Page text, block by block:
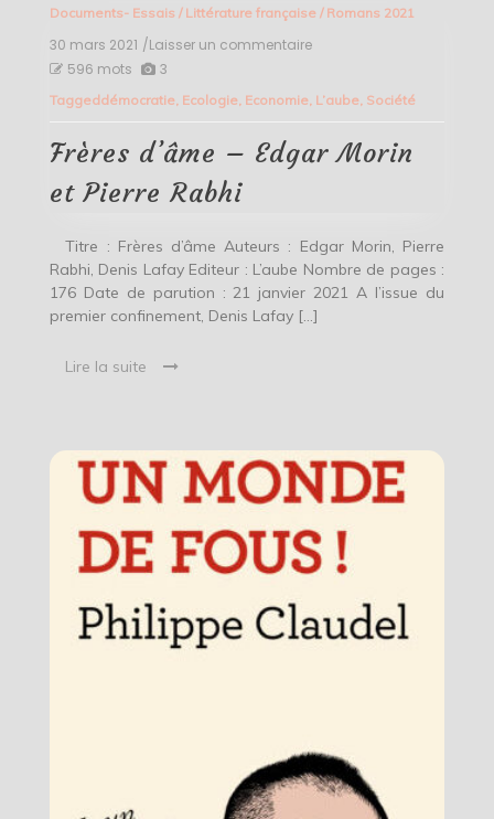
Documents- Essais / Littérature française/ Romans 2021
30 mars 2021 /Laisser un commentaireon
–
Morin
et
596 mots 3
Taggeddémocratie, Ecologie, Economie, L’aube, Société
Frères d’âme – Edgar Morin
et Pierre Rabhi
Titre : Frères d’âme Auteurs : Edgar Morin, Pierre
Rabhi, Denis Lafay Editeur : L’aube Nombre de pages :
176 Date de parution : 21 janvier 2021 A l’issue du
premier confinement, Denis Lafay […]
Lire la suite